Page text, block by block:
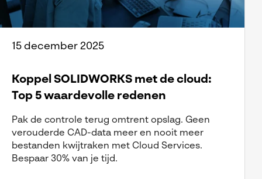
15 december 2025
Koppel SOLIDWORKS met de cloud:
Top 5 waardevolle redenen
Pak de controle terug omtrent opslag. Geen
verouderde CAD-data meer en nooit meer
bestanden kwijtraken met Cloud Services.
Bespaar 30% van je tijd.